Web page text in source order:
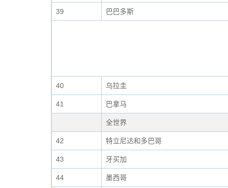
39 巴巴多斯
40 乌拉圭
41 巴拿马
全世界
42 特立尼达和多巴哥
43 牙买加
44 墨西哥